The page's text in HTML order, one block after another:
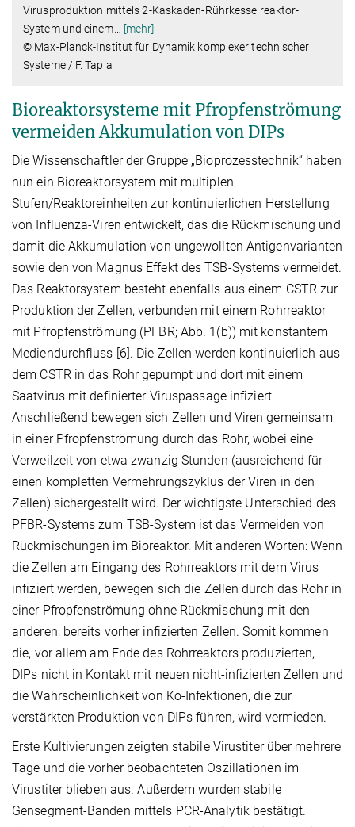
Virusproduktion mittels 2-Kaskaden-Rührkesselreaktor-
System und einem… [mehr]
© Max-Planck-Institut für Dynamik komplexer technischer
Systeme / F. Tapia
Bioreaktorsysteme mit Pfropfenströmung
vermeiden Akkumulation von DIPs
Die Wissenschaftler der Gruppe „Bioprozesstechnik“ haben
nun ein Bioreaktorsystem mit multiplen
Stufen/Reaktoreinheiten zur kontinuierlichen Herstellung
von Influenza-Viren entwickelt, das die Rückmischung und
damit die Akkumulation von ungewollten Antigenvarianten
sowie den von Magnus Effekt des TSB-Systems vermeidet.
Das Reaktorsystem besteht ebenfalls aus einem CSTR zur
Produktion der Zellen, verbunden mit einem Rohrreaktor
mit Pfropfenströmung (PFBR; Abb. 1(b)) mit konstantem
Mediendurchfluss [6]. Die Zellen werden kontinuierlich aus
dem CSTR in das Rohr gepumpt und dort mit einem
Saatvirus mit definierter Viruspassage infiziert.
Anschließend bewegen sich Zellen und Viren gemeinsam
in einer Pfropfenströmung durch das Rohr, wobei eine
Verweilzeit von etwa zwanzig Stunden (ausreichend für
einen kompletten Vermehrungszyklus der Viren in den
Zellen) sichergestellt wird. Der wichtigste Unterschied des
PFBR-Systems zum TSB-System ist das Vermeiden von
Rückmischungen im Bioreaktor. Mit anderen Worten: Wenn
die Zellen am Eingang des Rohrreaktors mit dem Virus
infiziert werden, bewegen sich die Zellen durch das Rohr in
einer Pfropfenströmung ohne Rückmischung mit den
anderen, bereits vorher infizierten Zellen. Somit kommen
die, vor allem am Ende des Rohrreaktors produzierten,
DIPs nicht in Kontakt mit neuen nicht-infizierten Zellen und
die Wahrscheinlichkeit von Ko-Infektionen, die zur
verstärkten Produktion von DIPs führen, wird vermieden.
Erste Kultivierungen zeigten stabile Virustiter über mehrere
Tage und die vorher beobachteten Oszillationen im
Virustiter blieben aus. Außerdem wurden stabile
Gensegment-Banden mittels PCR-Analytik bestätigt.